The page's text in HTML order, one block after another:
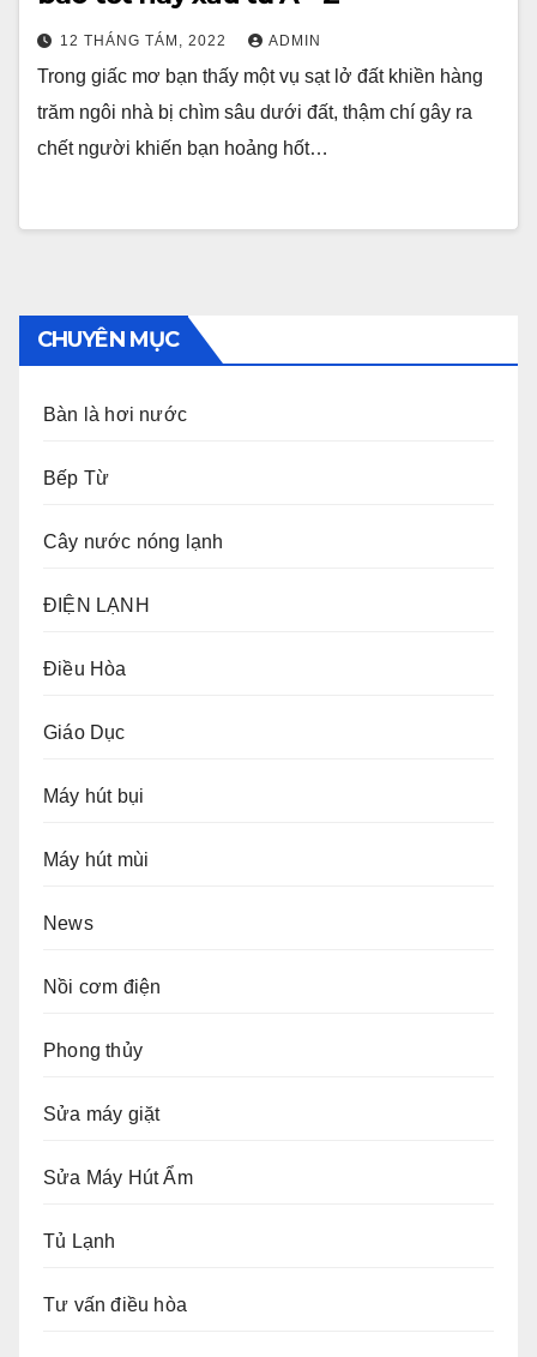
12 THÁNG TÁM, 2022 ADMIN
Trong giấc mơ bạn thấy một vụ sạt lở đất khiền hàng
trăm ngôi nhà bị chìm sâu dưới đất, thậm chí gây ra
chết người khiến bạn hoảng hốt…
CHUYÊN MỤC
Bàn là hơi nước
Bếp Từ
Cây nước nóng lạnh
ĐIỆN LẠNH
Điều Hòa
Giáo Dục
Máy hút bụi
Máy hút mùi
News
Nồi cơm điện
Phong thủy
Sửa máy giặt
Sửa Máy Hút Ẩm
Tủ Lạnh
Tư vấn điều hòa